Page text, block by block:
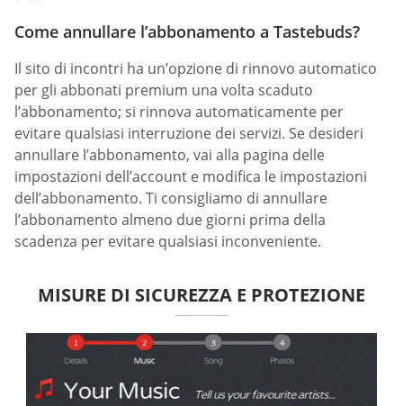
Come annullare l’abbonamento a Tastebuds?
Il sito di incontri ha un’opzione di rinnovo automatico
per gli abbonati premium una volta scaduto
l’abbonamento; si rinnova automaticamente per
evitare qualsiasi interruzione dei servizi. Se desideri
annullare l’abbonamento, vai alla pagina delle
impostazioni dell’account e modifica le impostazioni
dell’abbonamento. Ti consigliamo di annullare
l’abbonamento almeno due giorni prima della
scadenza per evitare qualsiasi inconveniente.
MISURE DI SICUREZZA E PROTEZIONE